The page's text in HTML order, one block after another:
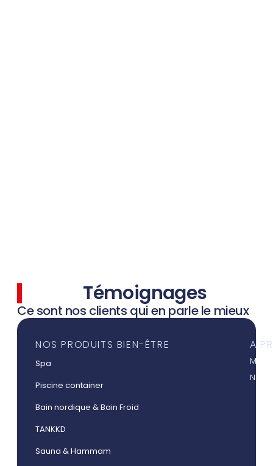
Témoignages
Ce sont nos clients qui en parle le mieux
NOS PRODUITS BIEN-ÊTRE
Spa
Piscine container
Bain nordique & Bain Froid
TANKKD
Sauna & Hammam
A
Nos